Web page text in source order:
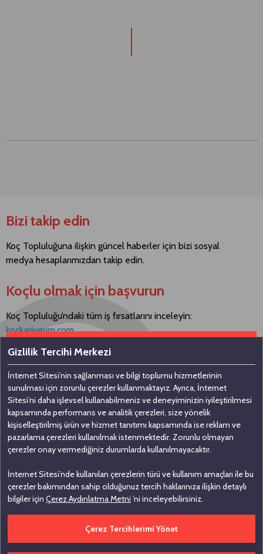
Bizi takip edin
Koç Topluluğuna ilişkin güncel haberler için bizi sosyal
medya hesaplarımızdan takip edin.
Koçlu olmak için başvurun
Koç Topluluğu’ndaki tüm iş fırsatlarını inceleyin:
kockariyerim.com
Bizimle iletişime geçin
Koç Holding A.Ş
Nakkaştepe, Azizbey Sokak, No: 1,
Kuzguncuk 34674, İstanbul
0 (216) 531 00 00
0 (216) 531 00 99
Çerez Tercihlerini Düzenle Bilgi Toplumu Hizmetleri
İhbar Bildirim
Gizlilik Tercihi Merkezi
İnternet Sitesi’nin sağlanması ve bilgi toplumu hizmetlerinin
sunulması için zorunlu çerezler kullanmaktayız. Ayrıca, İnternet
Sitesi’ni daha işlevsel kullanabilmeniz ve deneyiminizin iyileştirilmesi
kapsamında performans ve analitik çerezleri, size yönelik
kişiselleştirilmiş ürün ve hizmet tanıtımı kapsamında ise reklam ve
pazarlama çerezleri kullanılmak istenmektedir. Zorunlu olmayan
çerezler onay vermediğiniz durumlarda kullanılmayacaktır.
İnternet Sitesi’nde kullanılan çerezlerin türü ve kullanım amaçları ile bu
çerezler bakımından sahip olduğunuz tercih haklarınıza ilişkin detaylı
bilgiler için Çerez Aydınlatma Metni ’ni inceleyebilirsiniz.
Çerez Tercihlerimi Yönet